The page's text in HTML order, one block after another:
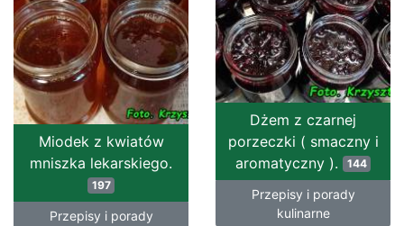
Dżem z czarnej
porzeczki ( smaczny i
aromatyczny ).
144
Przepisy i porady
kulinarne
Miodek z kwiatów
mniszka lekarskiego.
197
Przepisy i porady